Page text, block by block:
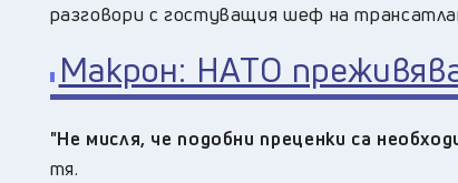
разговори с гостуващия шеф на
Макрон: НАТО
"Не мисля, че подобни преценки са
тя.